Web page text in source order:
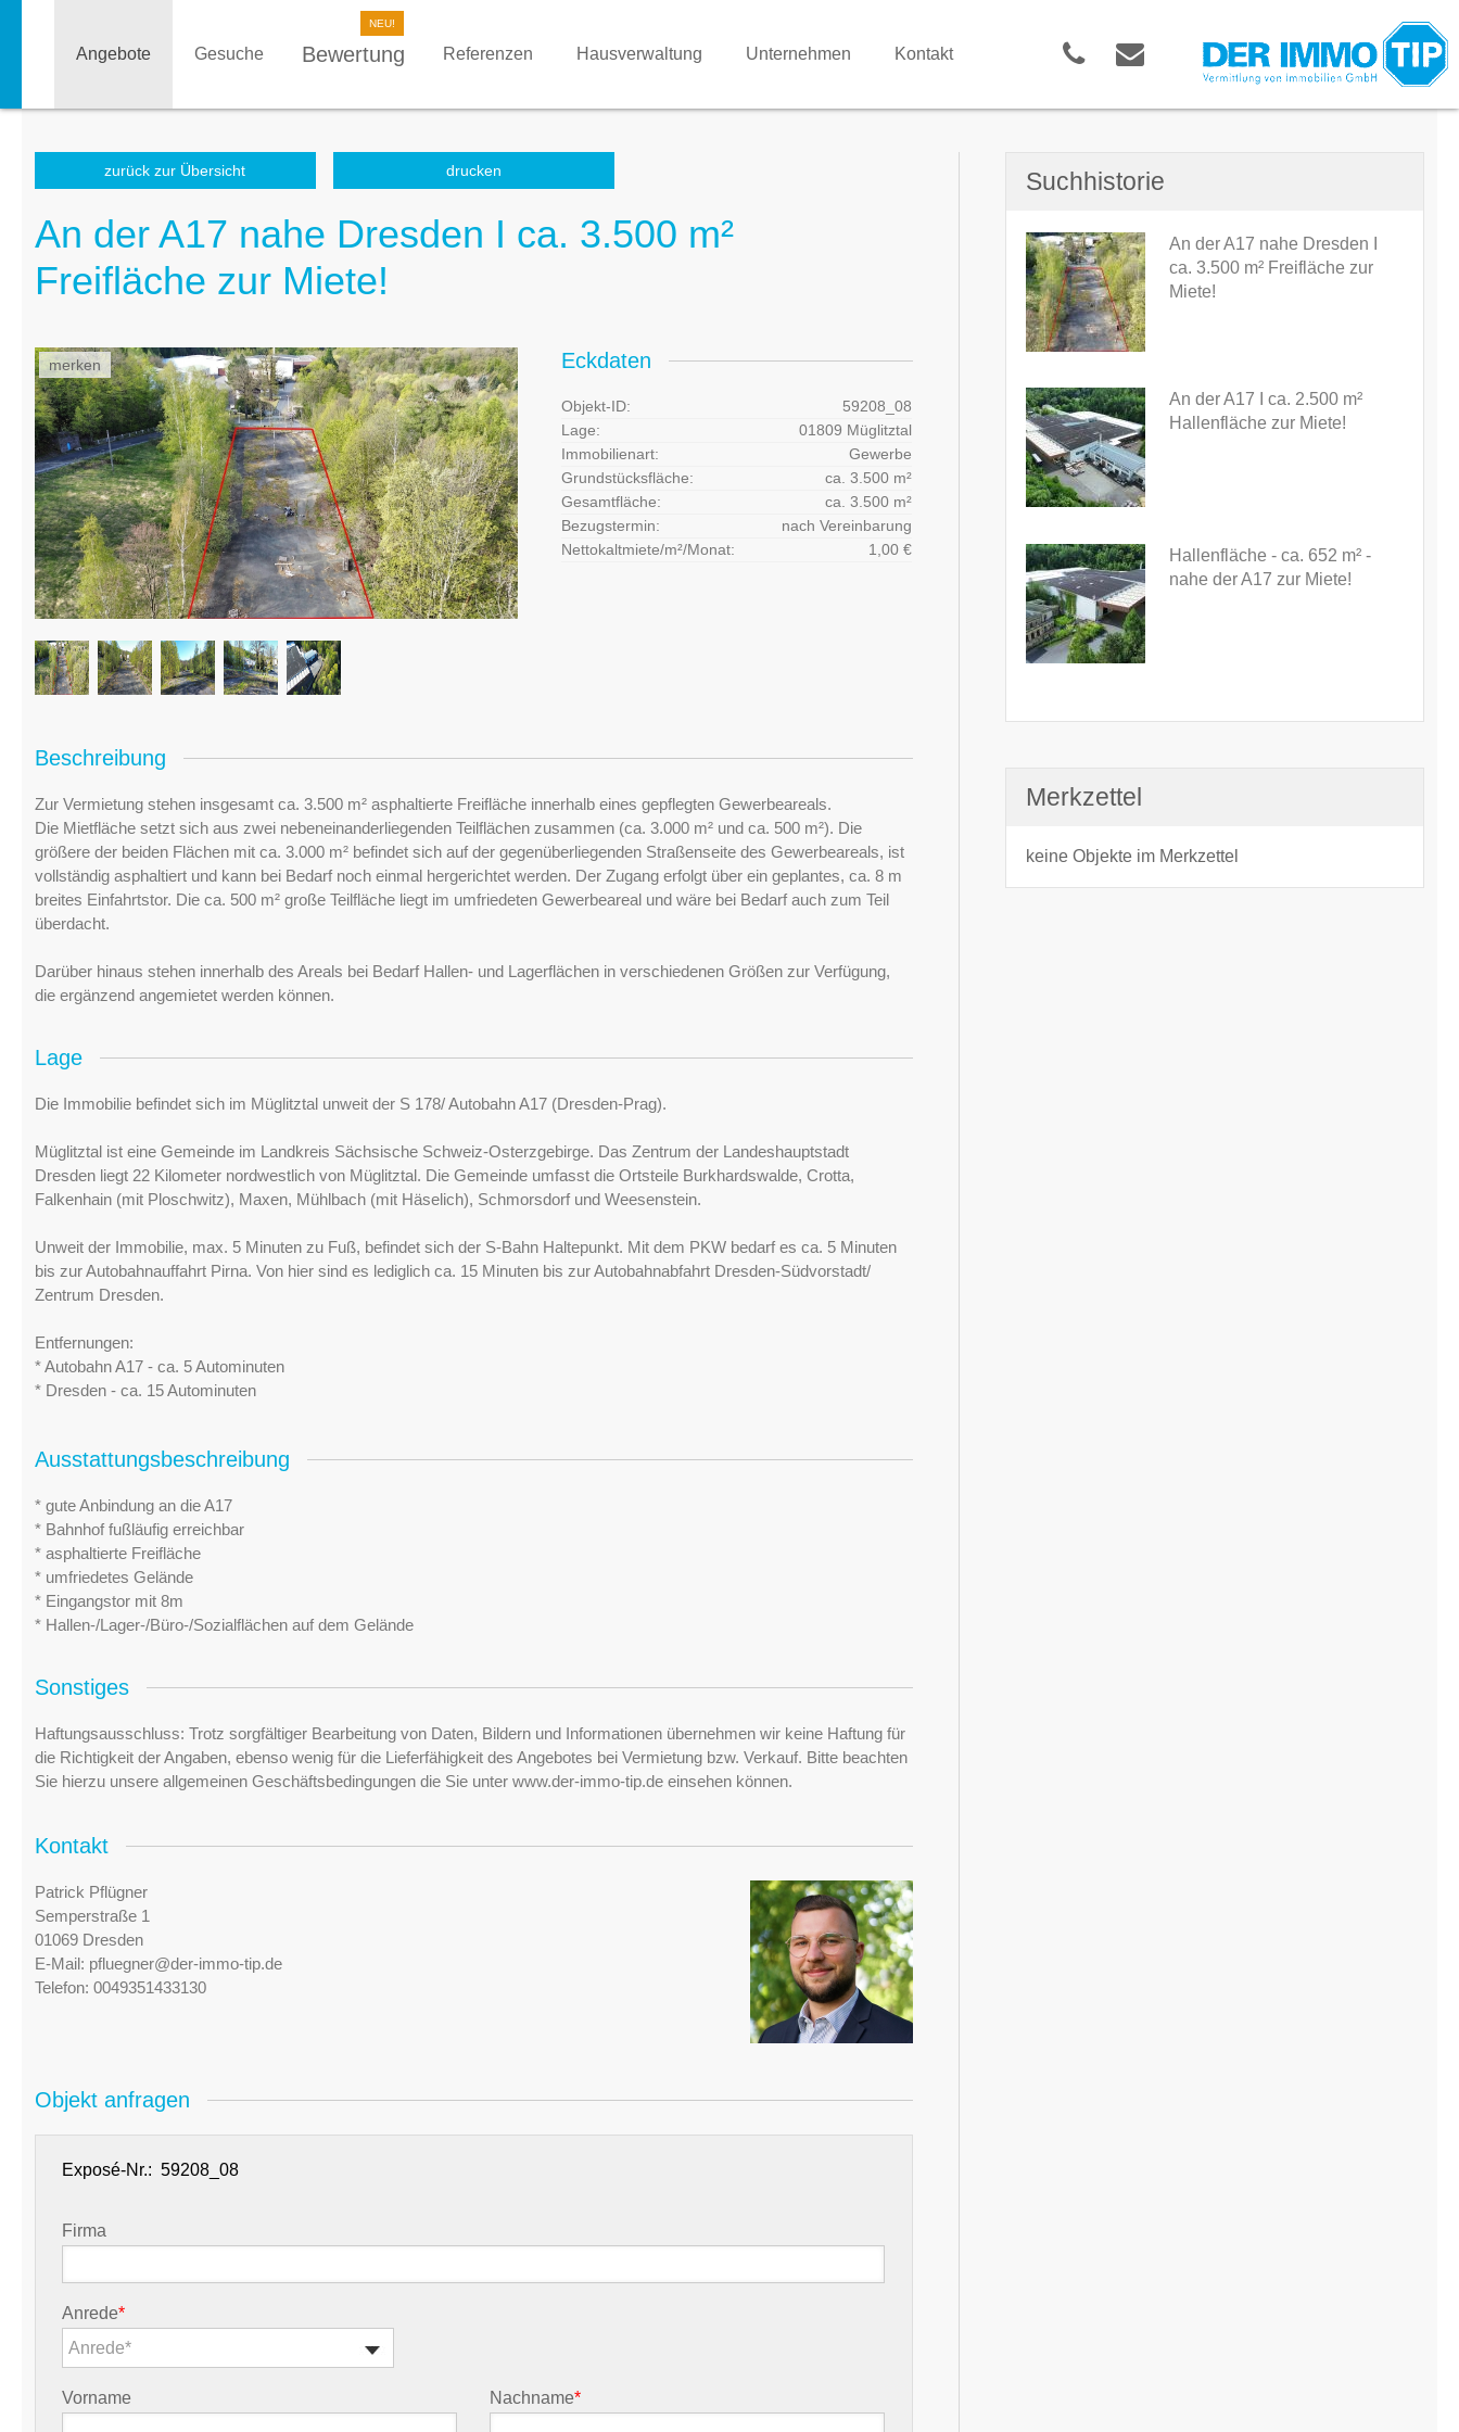
Angebote Gesuche Bewertung Referenzen Hausverwaltung Unternehmen Kontakt
zurück zur Übersicht drucken
An der A17 nahe Dresden I ca. 3.500 m²
Freifläche zur Miete!
merken Eckdaten
Objekt-ID:
59208_08
Lage:
01809 Müglitztal
Immobilienart:
Gewerbe
Grundstücksfläche:
ca. 3.500 m²
Gesamtfläche:
ca. 3.500 m²
Bezugstermin:
nach Vereinbarung
Nettokaltmiete/m²/Monat:
1,00 €
Beschreibung
Zur Vermietung stehen insgesamt ca. 3.500 m² asphaltierte Freifläche innerhalb eines gepflegten Gewerbeareals.
Die Mietfläche setzt sich aus zwei nebeneinanderliegenden Teilflächen zusammen (ca. 3.000 m² und ca. 500 m²). Die
größere der beiden Flächen mit ca. 3.000 m² befindet sich auf der gegenüberliegenden Straßenseite des Gewerbeareals, ist
vollständig asphaltiert und kann bei Bedarf noch einmal hergerichtet werden. Der Zugang erfolgt über ein geplantes, ca. 8 m
breites Einfahrtstor. Die ca. 500 m² große Teilfläche liegt im umfriedeten Gewerbeareal und wäre bei Bedarf auch zum Teil
überdacht.
Darüber hinaus stehen innerhalb des Areals bei Bedarf Hallen- und Lagerflächen in verschiedenen Größen zur Verfügung,
die ergänzend angemietet werden können.
Lage
Die Immobilie befindet sich im Müglitztal unweit der S 178/ Autobahn A17 (Dresden-Prag).
Müglitztal ist eine Gemeinde im Landkreis Sächsische Schweiz-Osterzgebirge. Das Zentrum der Landeshauptstadt
Dresden liegt 22 Kilometer nordwestlich von Müglitztal. Die Gemeinde umfasst die Ortsteile Burkhardswalde, Crotta,
Falkenhain (mit Ploschwitz), Maxen, Mühlbach (mit Häselich), Schmorsdorf und Weesenstein.
Unweit der Immobilie, max. 5 Minuten zu Fuß, befindet sich der S-Bahn Haltepunkt. Mit dem PKW bedarf es ca. 5 Minuten
bis zur Autobahnauffahrt Pirna. Von hier sind es lediglich ca. 15 Minuten bis zur Autobahnabfahrt Dresden-Südvorstadt/
Zentrum Dresden.
Entfernungen:
* Autobahn A17 - ca. 5 Autominuten
* Dresden - ca. 15 Autominuten
Ausstattungsbeschreibung
* gute Anbindung an die A17
* Bahnhof fußläufig erreichbar
* asphaltierte Freifläche
* umfriedetes Gelände
* Eingangstor mit 8m
* Hallen-/Lager-/Büro-/Sozialflächen auf dem Gelände
Sonstiges
Haftungsausschluss: Trotz sorgfältiger Bearbeitung von Daten, Bildern und Informationen übernehmen wir keine Haftung für
die Richtigkeit der Angaben, ebenso wenig für die Lieferfähigkeit des Angebotes bei Vermietung bzw. Verkauf. Bitte beachten
Sie hierzu unsere allgemeinen Geschäftsbedingungen die Sie unter www.der-immo-tip.de einsehen können.
Kontakt
Patrick Pflügner
Semperstraße 1
01069 Dresden
E-Mail: pfluegner@der-immo-tip.de
Telefon: 0049351433130
Objekt anfragen
Exposé-Nr.:
Firma
Anrede*
Anrede*
Vorname Nachname*
Suchhistorie
An der A17 nahe Dresden I
ca. 3.500 m² Freifläche zur
Miete!
An der A17 I ca. 2.500 m²
Hallenfläche zur Miete!
Hallenfläche - ca. 652 m² -
nahe der A17 zur Miete!
Merkzettel
keine Objekte im Merkzettel